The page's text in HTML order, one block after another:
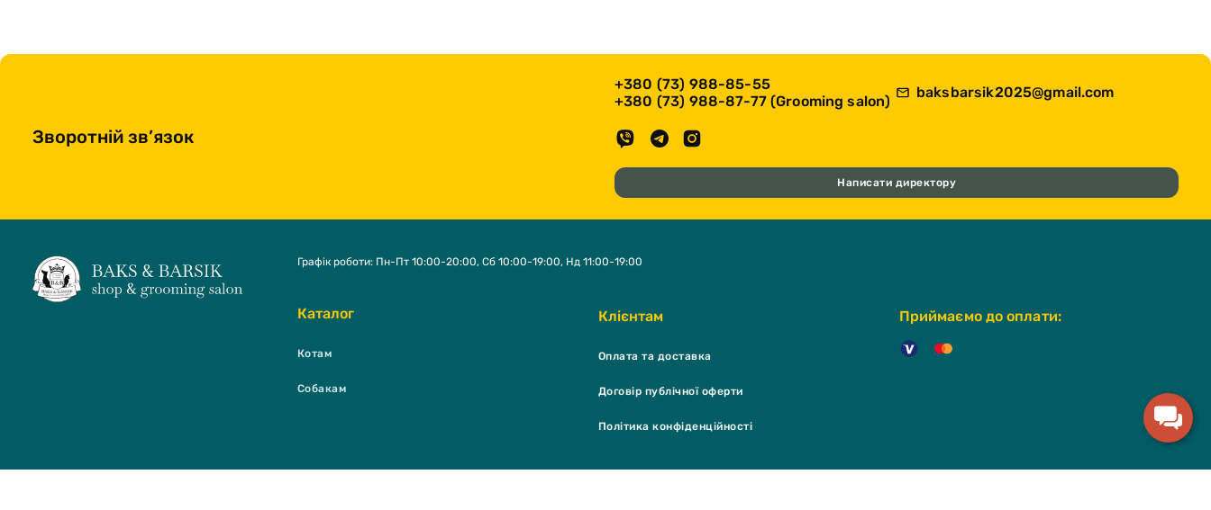
Зворотній зв’язок
+380 (73) 988-85-55
+380 (73) 988-87-77 (Grooming salon)
baksbarsik2025@gmail.com
Написати директору
Каталог
Котам
Собакам
Клієнтам
Оплата та доставка
Договір публічної оферти
Політика конфіденційності
Приймаємо до оплати:
Графік роботи: Пн-Пт 10:00-20:00, Сб 10:00-19:00, Нд 11:00-19:00